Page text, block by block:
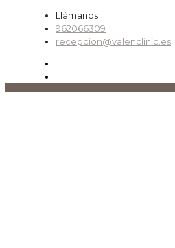
Llámanos
962066309
recepcion@valenclinic.es